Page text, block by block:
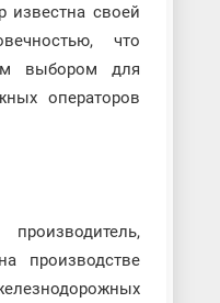
известна своей
что
выбором для
операторов
производстве